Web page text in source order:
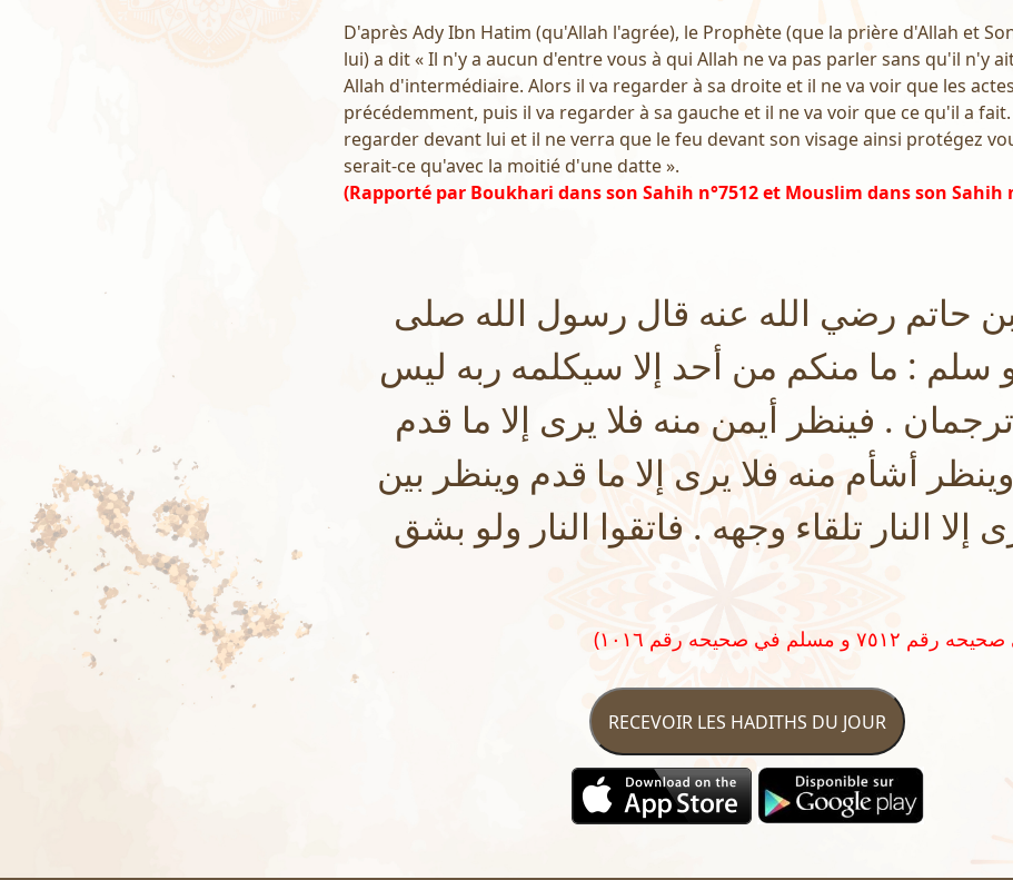
D'après Ady Ibn Hatim (qu'Allah l'agrée), le Prophète (que la prière d'Allah et
lui) a dit « Il n'y a aucun d'entre vous à qui Allah ne va pas parler sans qu'il n'y
Allah d'intermédiaire. Alors il va regarder à sa droite et il ne va voir que les
précédemment, puis il va regarder à sa gauche et il ne va voir que ce qu'il a
regarder devant lui et il ne verra que le feu devant son visage ainsi protégez
serait-ce qu'avec la moitié d'une datte ».
(Rapporté par Boukhari dans son Sahih n°7512 et Mouslim dans son Sahih
حاتم رضي الله عنه قال رسول الله صلى
و سلم : ما منكم من أحد إلا سيكلمه ربه ليس
ترجمان . فينظر أيمن منه فلا يرى إلا ما قدم
أشأم منه فلا يرى إلا ما قدم وينظر بين
إلا النار تلقاء وجهه . فاتقوا النار ولو بشق
RECEVOIR LES HADITHS DU JOUR